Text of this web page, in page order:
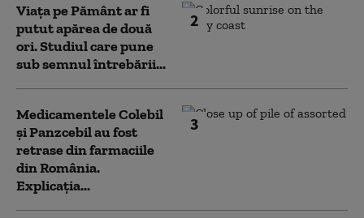
2
Viața pe Pământ ar fi
putut apărea de două
ori. Studiul care pune
sub semnul întrebării...
3
Medicamentele Colebil
și Panzcebil au fost
retrase din farmaciile
din România.
Explicația...